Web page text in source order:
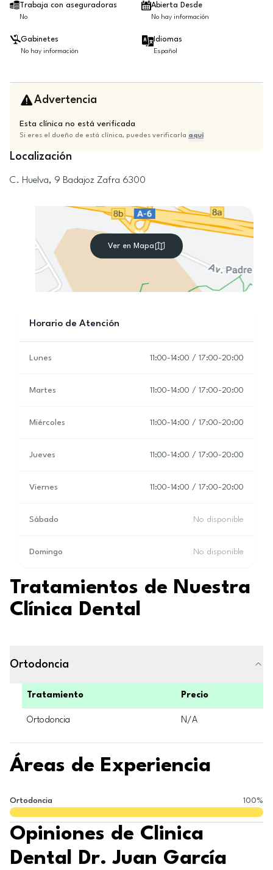
Trabaja con aseguradoras
No
Abierta Desde
No hay información
Gabinetes
No hay información
Idiomas
Español
Advertencia
Esta clínica no está verificada
Si eres el dueño de está clínica, puedes verificarla aquí
Localización
C. Huelva, 9 Badajoz Zafra 6300
Ver en Mapa
Horario de Atención
Lunes 11:00-14:00 / 17:00-20:00
Martes 11:00-14:00 / 17:00-20:00
Miércoles 11:00-14:00 / 17:00-20:00
Jueves 11:00-14:00 / 17:00-20:00
Viernes 11:00-14:00 / 17:00-20:00
Sábado No disponible
Domingo No disponible
Tratamientos de Nuestra
Clínica Dental
Ortodoncia
Tratamiento Precio
Ortodoncia N/A
Áreas de Experiencia
Ortodoncia 100%
Opiniones de Clinica
Dental Dr. Juan García